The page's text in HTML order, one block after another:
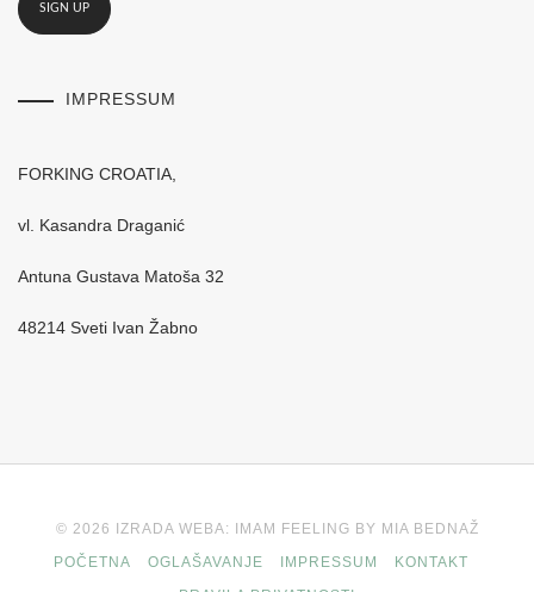
IMPRESSUM
FORKING CROATIA,
vl. Kasandra Draganić
Antuna Gustava Matoša 32
48214 Sveti Ivan Žabno
© 2026 IZRADA WEBA: IMAM FEELING BY MIA BEDNAŽ
POČETNA
OGLAŠAVANJE IMPRESSUM
KONTAKT